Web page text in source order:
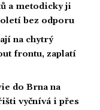
a metodicky ji
bez odporu
na chytrý
frontu, zaplatí
do Brna na
vyčnívá i přes